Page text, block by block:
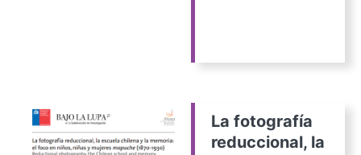
La fotografía
reduccional, la